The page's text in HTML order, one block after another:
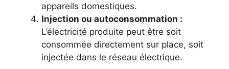
appareils domestiques.
Injection ou autoconsommation :
L’électricité produite peut être soit
consommée directement sur place, soit
injectée dans le réseau électrique.